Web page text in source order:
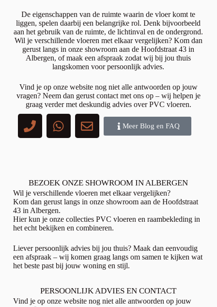
De eigenschappen van de ruimte waarin de vloer komt te
liggen, spelen daarbij een belangrijke rol. Denk bijvoorbeeld
aan het gebruik van de ruimte, de lichtinval en de ondergrond.
Wil je verschillende vloeren met elkaar vergelijken? Kom dan
gerust langs in onze showroom aan de Hoofdstraat 43 in
Albergen, of maak een afspraak zodat wij bij jou thuis
langskomen voor persoonlijk advies.
Vind je op onze website nog niet alle antwoorden op jouw
vragen? Neem dan gerust contact met ons op – wij helpen je
graag verder met deskundig advies over PVC vloeren.
Meer Blog en FAQ
BEZOEK ONZE SHOWROOM IN ALBERGEN
Wil je verschillende vloeren met elkaar vergelijken?
Kom dan gerust langs in onze showroom aan de Hoofdstraat
43 in Albergen.
Hier kun je onze collecties PVC vloeren en raambekleding in
het echt bekijken en combineren.
Liever persoonlijk advies bij jou thuis? Maak dan eenvoudig
een afspraak – wij komen graag langs om samen te kijken wat
het beste past bij jouw woning en stijl.
PERSOONLIJK ADVIES EN CONTACT
Vind je op onze website nog niet alle antwoorden op jouw